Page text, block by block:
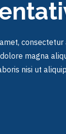
magna
nisi ut aliquip